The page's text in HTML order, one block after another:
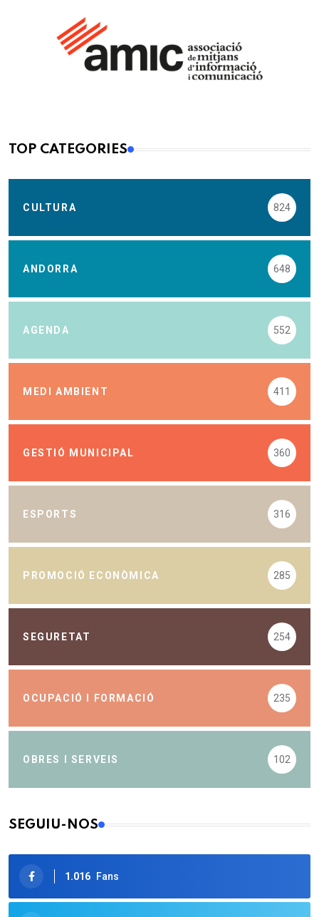
TOP CATEGORIES
CULTURA 824
ANDORRA 648
AGENDA 552
MEDI AMBIENT 411
GESTIÓ MUNICIPAL 360
ESPORTS 316
PROMOCIÓ ECONÒMICA 285
SEGURETAT 254
OCUPACIÓ I FORMACIÓ 235
OBRES I SERVEIS 102
SEGUIU-NOS
1.016 Fans